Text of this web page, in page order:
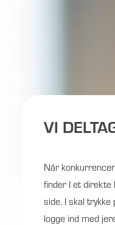
VI
Når
finder I et direkte
side. I skal trykke
logge ind med